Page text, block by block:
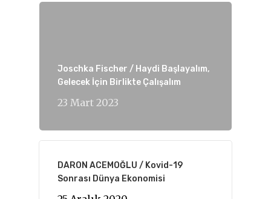
Joschka Fischer / Haydi Başlayalım,
Gelecek İçin Birlikte Çalışalım
23 Mart 2023
DARON ACEMOĞLU / Kovid-19
Sonrası Dünya Ekonomisi